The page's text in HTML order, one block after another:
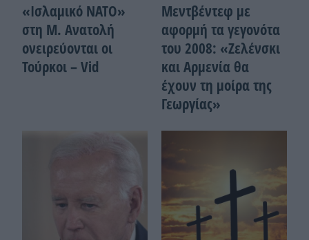
«Ισλαμικό ΝΑΤΟ»
στη Μ. Ανατολή
ονειρεύονται οι
Τούρκοι – Vid
Μεντβέντεφ με
αφορμή τα γεγονότα
του 2008: «Ζελένσκι
και Αρμενία θα
έχουν τη μοίρα της
Γεωργίας»